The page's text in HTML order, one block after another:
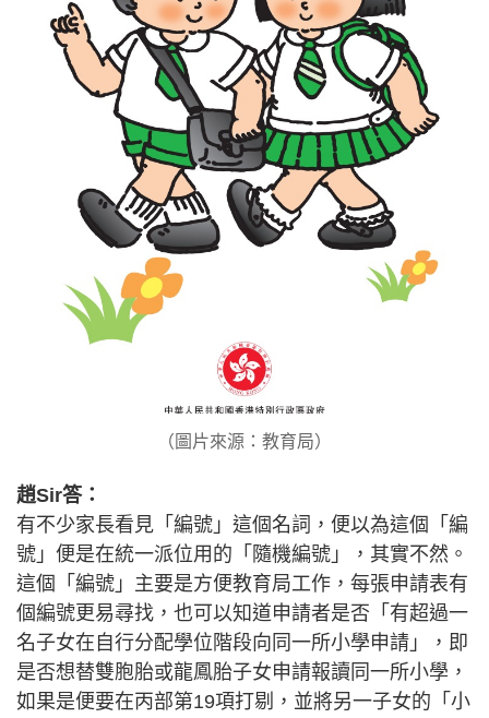
（圖片來源：教育局）
趙Sir答：
有不少家長看見「編號」這個名詞，便以為這個「編
號」便是在統一派位用的「隨機編號」，其實不然。
這個「編號」主要是方便教育局工作，每張申請表有
個編號更易尋找，也可以知道申請者是否「有超過一
名子女在自行分配學位階段向同一所小學申請」，即
是否想替雙胞胎或龍鳳胎子女申請報讀同一所小學，
如果是便要在丙部第19項打剔，並將另一子女的「小